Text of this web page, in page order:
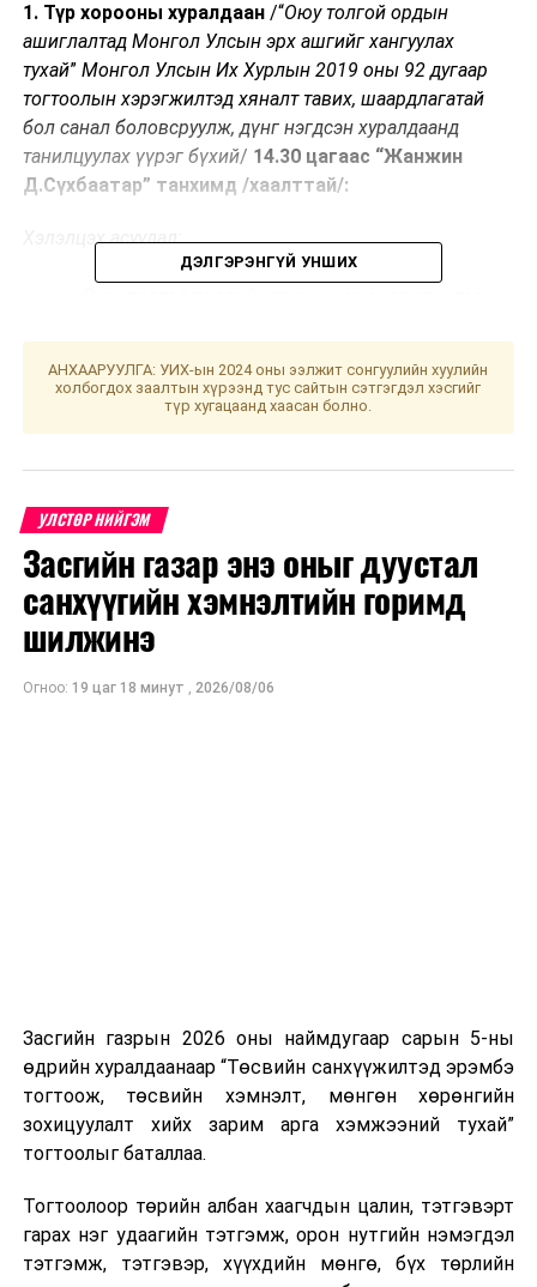
1. Түр хорооны хуралдаан /“Оюу толгой ордын
ашиглалтад Монгол Улсын эрх ашгийг хангуулах
тухай” Монгол Улсын Их Хурлын 2019 оны 92 дугаар
тогтоолын хэрэгжилтэд хяналт тавих, шаардлагатай
бол санал боловсруулж, дүнг нэгдсэн хуралдаанд
танилцуулах үүрэг бүхий/ 14.30 цагаас “Жанжин
Д.Сүхбаатар” танхимд /хаалттай/:
Хэлэлцэх асуудал:
санхүүгийн зөвлөх ажиллуулах тухай Засгийн
газарт үүрэг, чиглэл өгөх тогтоолын төсөл;
Хоёр. БАЙНГЫН ХОРООНЫ
ХУРАЛДААН
1. Эдийн засгийн байнгын хорооны хуралдаан 10.00
цагаас “Их Эзэн Чингис хаан”
хэлбэрээр хуралдана.
Монголбанкны 2020 оны үйл ажиллагааны
тайлан;
“Хүн ам, орон сууцны 2020 оны улсын
тооллогын дүн”/Засгийн газар 2021.04.01-ний
өдөр ирүүлсэн
“Монгол Улсын эдийн засаг, нийгмийг 2020 онд
хөгжүүлэх үндсэн чиглэл”-ийн биелэлт/
Засгийн газар 2021.04.01-ний өдөр ирүүлсэн/.
ДЭЛГЭРЭНГҮЙ УНШИХ
АНХААРУУЛГА: УИХ-ын 2024 оны ээлжит сонгуулийн хуулийн
холбогдох заалтын хүрээнд тус сайтын сэтгэгдэл хэсгийг
түр хугацаанд хаасан болно.
УЛСТӨР НИЙГЭМ
Засгийн газар энэ оныг дуустал
санхүүгийн хэмнэлтийн горимд
шилжинэ
Огноо: 19 цаг 18 минут , 2026/08/06
Засгийн газрын 2026 оны наймдугаар сарын 5-ны
өдрийн хуралдаанаар “Төсвийн санхүүжилтэд эрэмбэ
тогтоож, төсвийн хэмнэлт, мөнгөн хөрөнгийн
зохицуулалт хийх зарим арга хэмжээний тухай”
тогтоолыг баталлаа.
Тогтоолоор төрийн албан хаагчдын цалин, тэтгэвэрт
гарах нэг удаагийн тэтгэмж, орон нутгийн нэмэгдэл
тэтгэмж, тэтгэвэр, хүүхдийн мөнгө, бүх төрлийн